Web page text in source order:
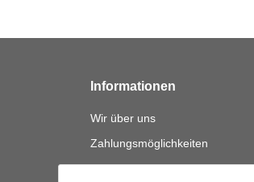
Informationen
Wir über uns
Zahlungsmöglichkeiten
Versandinformationen